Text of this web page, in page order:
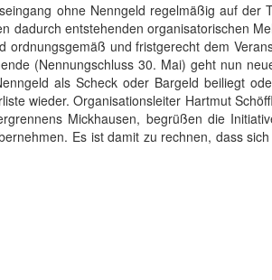
ohne Nenngeld regelmäßig auf der
entstehenden organisatorischen
und fristgerecht dem
(Nennungschluss 30. Mai) geht nun
als Scheck oder Bargeld beiliegt
wieder. Organisationsleiter Hartmut
Mickhausen, begrüßen die
Es ist damit zu rechnen, dass